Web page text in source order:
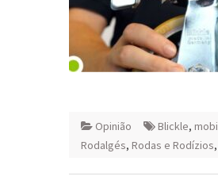
Opinião Blickle,
Rodalgés, Rodas e Rodízios,